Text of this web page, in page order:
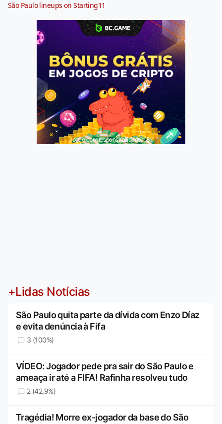
São Paulo lineups on Starting11
Jogue com responsabilidade. 18+
+Lidas Notícias
São Paulo quita parte da dívida com Enzo Díaz
e evita denúncia à Fifa
3 (100%)
VÍDEO: Jogador pede pra sair do São Paulo e
ameaça ir até a FIFA! Rafinha resolveu tudo
2 (42,9%)
Tragédia! Morre ex-jogador da base do São